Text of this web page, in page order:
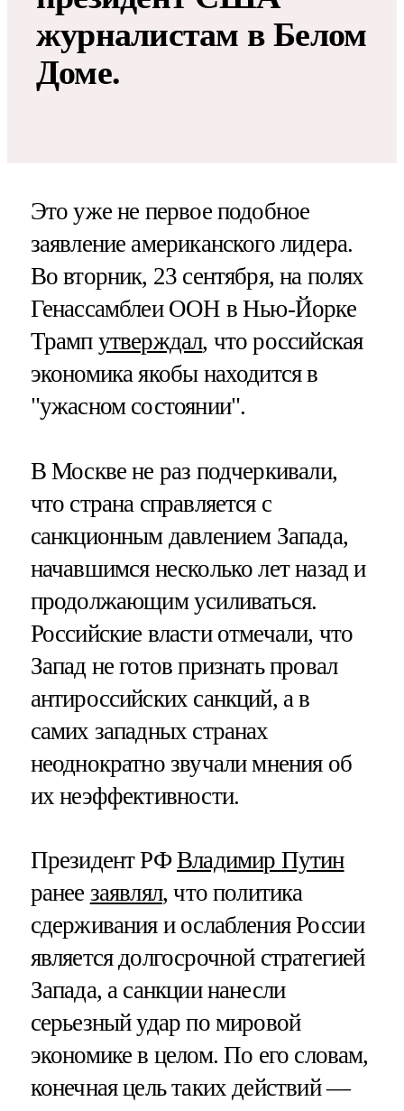
журналистам в Белом
Доме.
Это уже не первое подобное
заявление американского лидера.
Во вторник, 23 сентября, на полях
Генассамблеи ООН в Нью-Йорке
Трамп утверждал, что российская
экономика якобы находится в
"ужасном состоянии".
В Москве не раз подчеркивали,
что страна справляется с
санкционным давлением Запада,
начавшимся несколько лет назад и
продолжающим усиливаться.
Российские власти отмечали, что
Запад не готов признать провал
антироссийских санкций, а в
самих западных странах
неоднократно звучали мнения об
их неэффективности.
Президент РФВладимир Путин
ранее заявлял, что политика
сдерживания и ослабления России
является долгосрочной стратегией
Запада, а санкции нанесли
серьезный удар по мировой
экономике в целом. По его словам,
конечная цель таких действий —